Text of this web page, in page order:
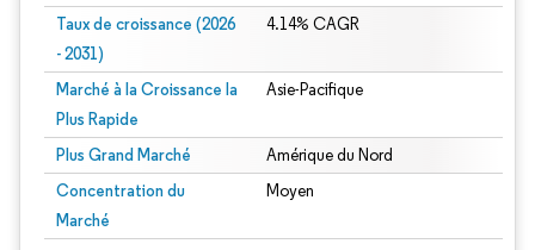
Taux de croissance (2026
- 2031)
4.14% CAGR
Marché à la Croissance la
Plus Rapide
Asie-Pacifique
Plus Grand Marché Amérique du Nord
Concentration du
Marché
Moyen